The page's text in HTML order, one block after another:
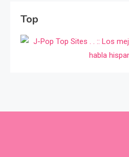
Top